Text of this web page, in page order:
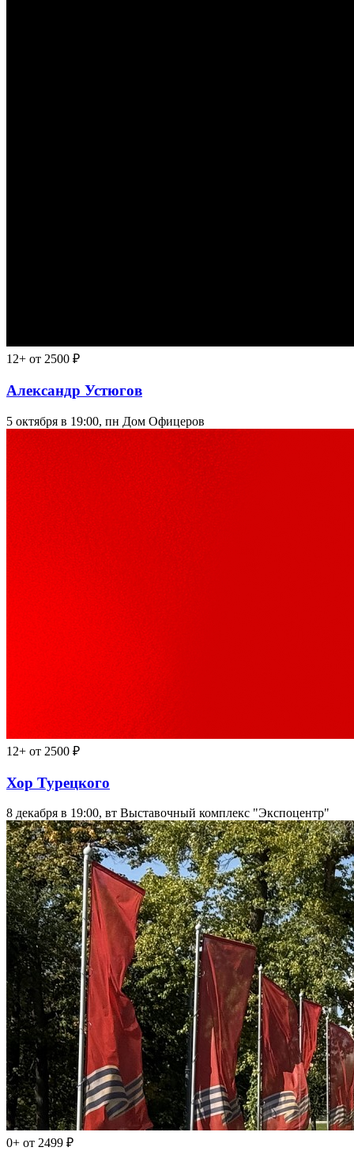
12+ от 2500 ₽
Александр Устюгов
5 октября в 19:00, пн Дом Офицеров
12+ от 2500 ₽
Хор Турецкого
8 декабря в 19:00, вт Выставочный комплекс "Экспоцентр"
0+ от 2499 ₽